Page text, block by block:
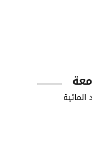
المائية